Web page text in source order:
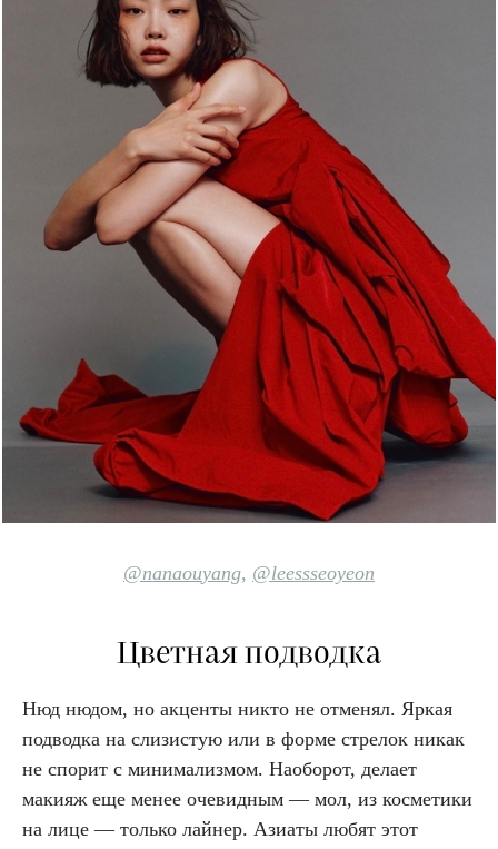
@nanaouyang, @leessseoyeon
Цветная подводка
Нюд нюдом, но акценты никто не отменял. Яркая
подводка на слизистую или в форме стрелок никак
не спорит с минимализмом. Наоборот, делает
макияж еще менее очевидным — мол, из косметики
на лице — только лайнер. Азиаты любят этот